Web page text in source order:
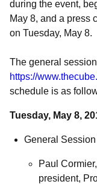
during the event,
May 8, and a press
on Tuesday, May 8.
The general
https://
schedule is as
Tuesday, May 8,
General
Paul
president,